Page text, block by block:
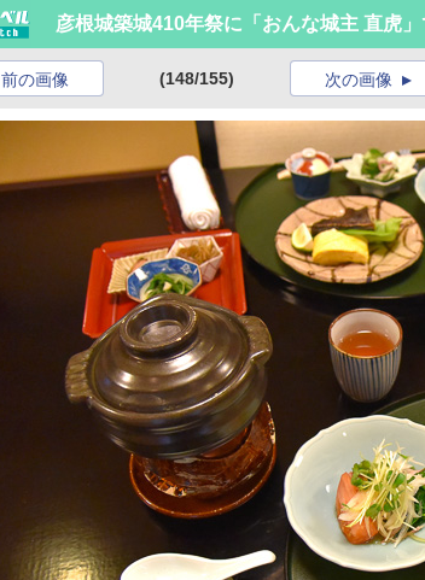
彦根城築城410年祭に「おんな城主 直虎
前の画像 (148/155) 次の画像